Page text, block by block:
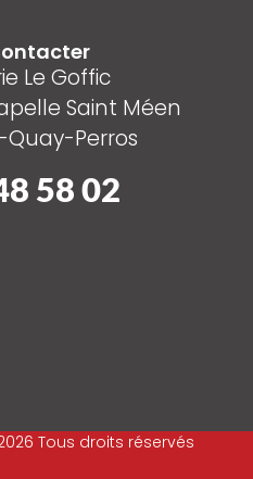
Le Goffic
Saint Méen
Quay-Perros
58 02
Tous droits réservés